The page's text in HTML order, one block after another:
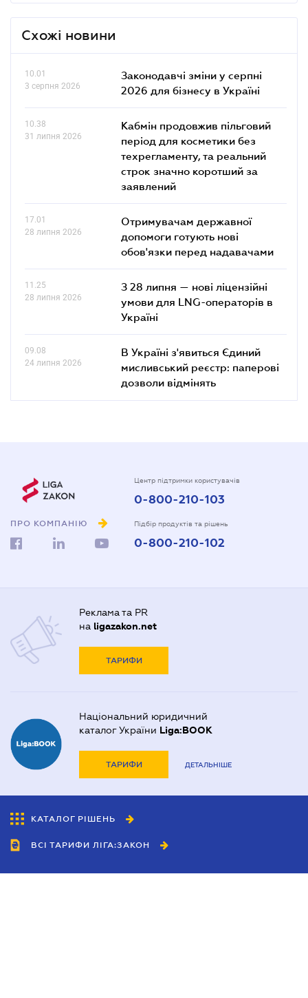
Схожі новини
10.01
3 серпня 2026
Законодавчі зміни у серпні
2026 для бізнесу в Україні
10.38
31 липня 2026
Кабмін продовжив пільговий
період для косметики без
техрегламенту, та реальний
строк значно коротший за
заявлений
17.01
28 липня 2026
Отримувачам державної
допомоги готують нові
обов'язки перед надавачами
11.25
28 липня 2026
З 28 липня — нові ліцензійні
умови для LNG-операторів в
Україні
09.08
24 липня 2026
В Україні з'явиться Єдиний
мисливський реєстр: паперові
дозволи відмінять
ПРО КОМПАНІЮ
Центр підтримки користувачів
0-800-210-103
Підбір продуктів та рішень
0-800-210-102
Реклама та PR
на ligazakon.net
ТАРИФИ
Національний юридичний
каталог України Liga:BOOK
ТАРИФИ ДЕТАЛЬНІШЕ
КАТАЛОГ РІШЕНЬ
ВСІ ТАРИФИ ЛІГА:ЗАКОН